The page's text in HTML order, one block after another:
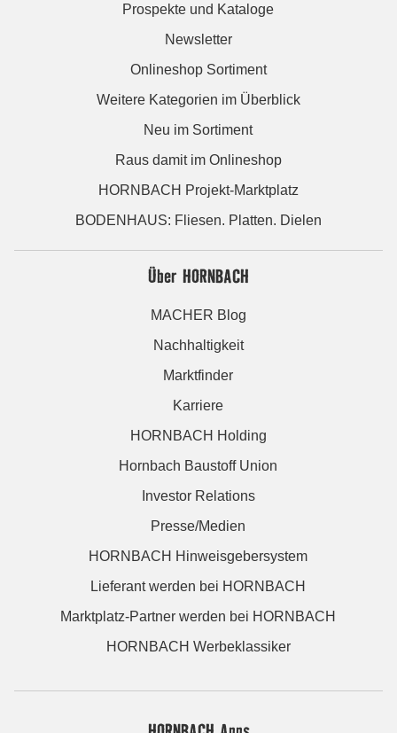
Prospekte und Kataloge
Newsletter
Onlineshop Sortiment
Weitere Kategorien im Überblick
Neu im Sortiment
Raus damit im Onlineshop
HORNBACH Projekt-Marktplatz
BODENHAUS: Fliesen. Platten. Dielen
Über HORNBACH
MACHER Blog
Nachhaltigkeit
Marktfinder
Karriere
HORNBACH Holding
Hornbach Baustoff Union
Investor Relations
Presse/Medien
HORNBACH Hinweisgebersystem
Lieferant werden bei HORNBACH
Marktplatz-Partner werden bei HORNBACH
HORNBACH Werbeklassiker